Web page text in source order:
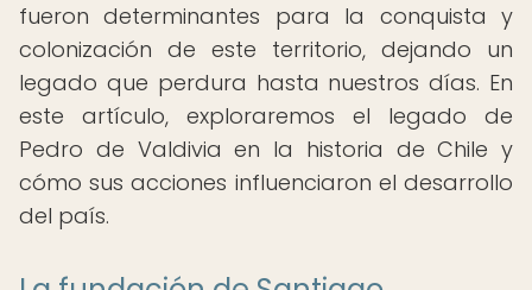
fueron determinantes para la conquista y
colonización de este territorio, dejando un
legado que perdura hasta nuestros días. En
este artículo, exploraremos el legado de
Pedro de Valdivia en la historia de Chile y
cómo sus acciones influenciaron el desarrollo
del país.